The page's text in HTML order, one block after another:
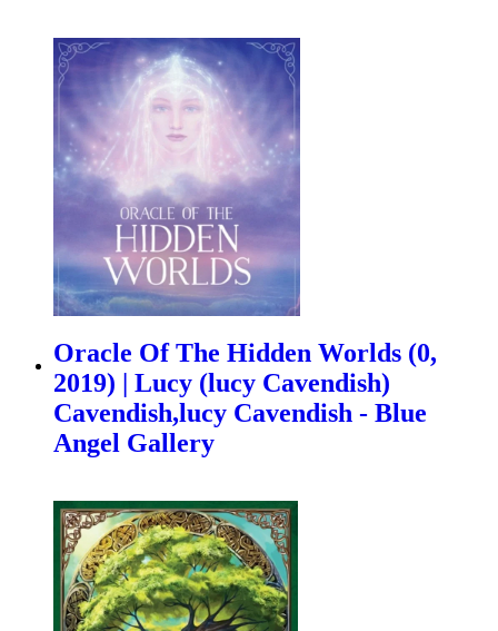
Oracle Of The Hidden Worlds (0,
2019) | Lucy (lucy Cavendish)
Cavendish,lucy Cavendish - Blue
Angel Gallery